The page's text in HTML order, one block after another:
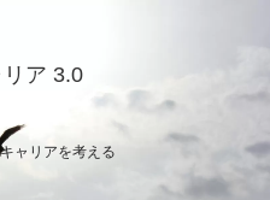
ア 3.0
ャリアを考える